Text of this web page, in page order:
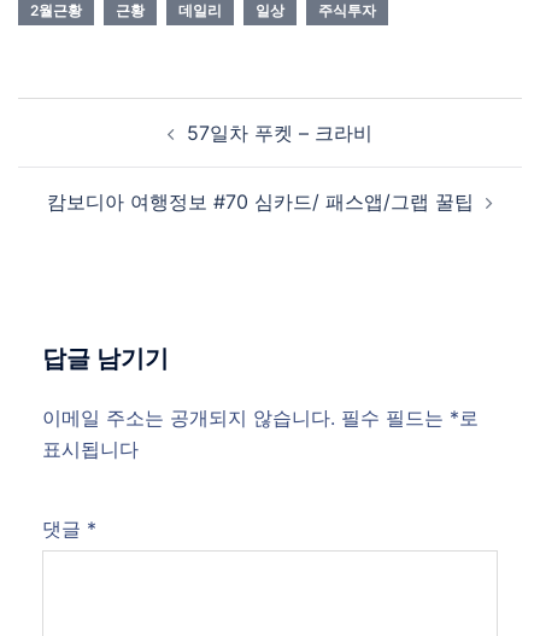
2월근황 근황 데일리 일상 주식투자
57일차 푸켓 – 크라비
캄보디아 여행정보 #70 심카드/ 패스앱/그랩 꿀팁
답글 남기기
이메일 주소는 공개되지 않습니다. 필수 필드는 *로
표시됩니다
댓글 *